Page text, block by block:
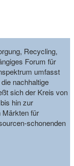
Recycling,
Forum für
umfasst
nachhaltige
sich der Kreis von
hin zur
Märkten für
schonenden